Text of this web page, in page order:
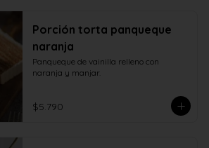
Porción torta panqueque
naranja
Panqueque de vainilla relleno con
naranja y manjar.
$5.790